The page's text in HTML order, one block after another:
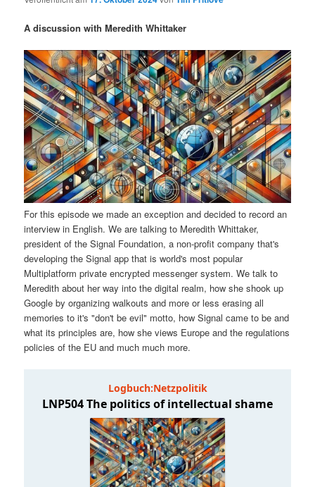
m
ä
r
e
n
I
n
h
a
l
u
n
d
ä
r
e
n
I
n
h
n
v
i
g
a
t
i
o
n
A discussion with Meredith Whittaker
For this episode we made an exception and decided to record an
interview in English. We are talking to Meredith Whittaker,
president of the Signal Foundation, a non-profit company that's
developing the Signal app that is world's most popular
Multiplatform private encrypted messenger system. We talk to
Meredith about her way into the digital realm, how she shook up
Google by organizing walkouts and more or less erasing all
memories to it's "don't be evil" motto, how Signal came to be and
what its principles are, how she views Europe and the regulations
policies of the EU and much much more.